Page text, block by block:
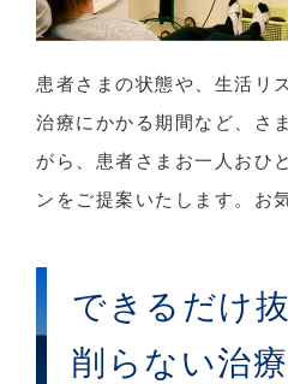
患者さまの状態や、生活リ
治療にかかる期間など、さ
がら、患者さまお一人おひ
ンをご提案いたします。お
できるだけ
削らない治療